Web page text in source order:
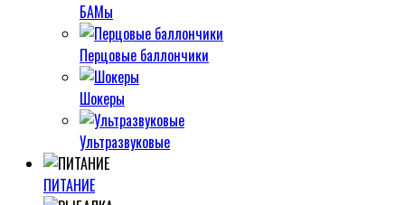
БАМы
Перцовые баллончики
Шокеры
Ультразвуковые
ПИТАНИЕ